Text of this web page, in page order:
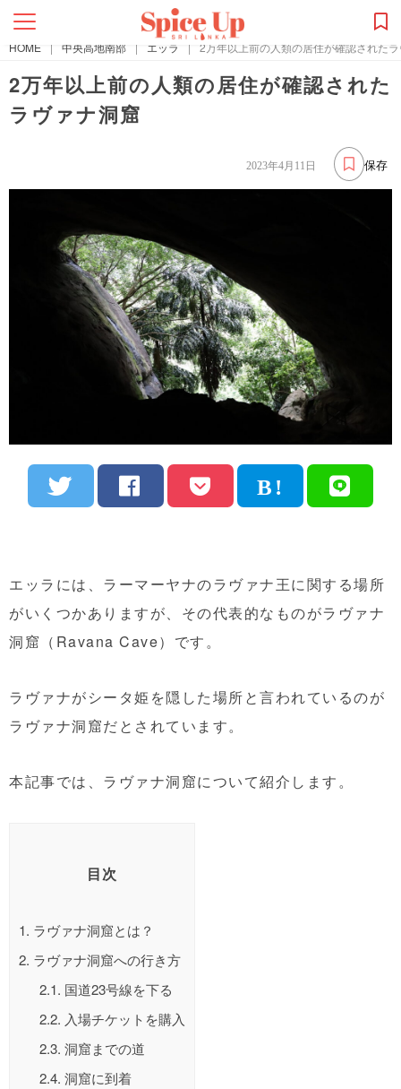
HOME | 中央高地南部 | エッラ | 2万年以上前の人類の居住が確認された
2万年以上前の人類の居住が確認された
ラヴァナ洞窟
保存
2023年4月11日
エッラには、ラーマーヤナのラヴァナ王に関する場所
がいくつかありますが、その代表的なものがラヴァナ
洞窟（Ravana Cave）です。
ラヴァナがシータ姫を隠した場所と言われているのが
ラヴァナ洞窟だとされています。
本記事では、ラヴァナ洞窟について紹介します。
目次
1. ラヴァナ洞窟とは？
2. ラヴァナ洞窟への行き方
2.1. 国道23号線を下る
2.2. 入場チケットを購入
2.3. 洞窟までの道
2.4. 洞窟に到着